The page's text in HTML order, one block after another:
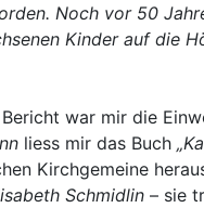
Noch vor 50
Kinder auf die
war mir die
liess mir das Buch
Kirchgemeine
Schmidlin – sie